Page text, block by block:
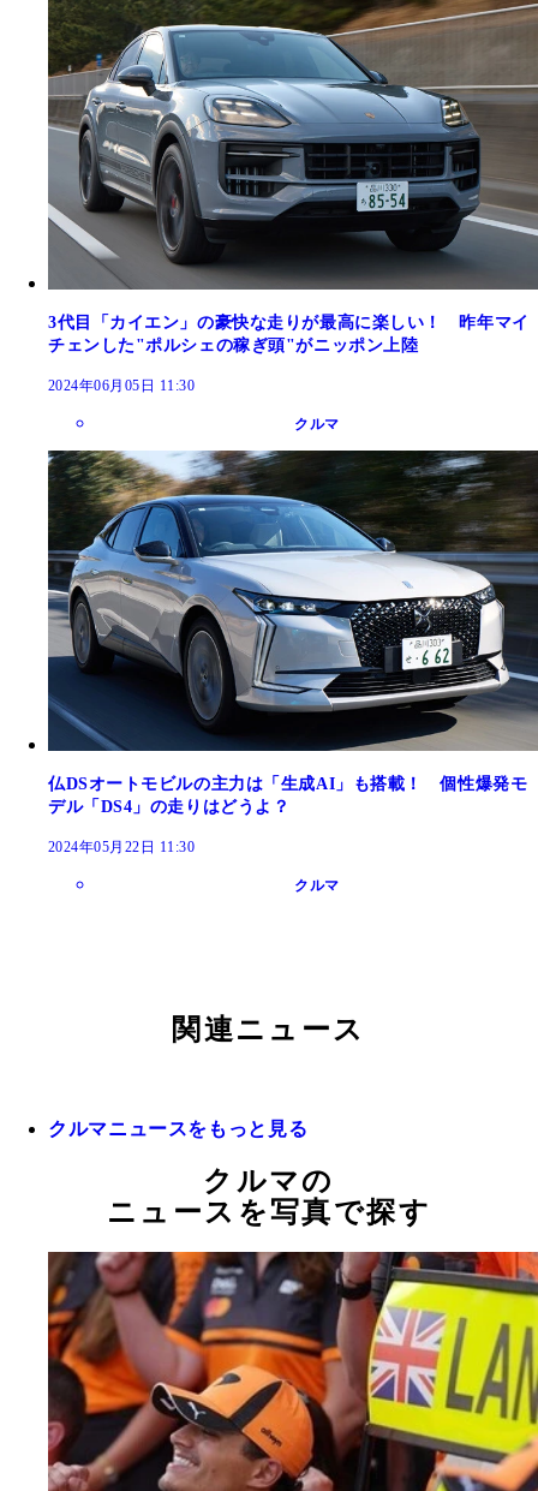
3代目「カイエン」の豪快な走りが最高に楽しい！ 昨年マイ
チェンした"ポルシェの稼ぎ頭"がニッポン上陸
2024年06月05日 11:30
クルマ
仏DSオートモビルの主力は「生成AI」も搭載！ 個性爆発モ
デル「DS4」の走りはどうよ？
2024年05月22日 11:30
クルマ
関連ニュース
クルマニュースをもっと見る
クルマの
ニュースを写真で探す